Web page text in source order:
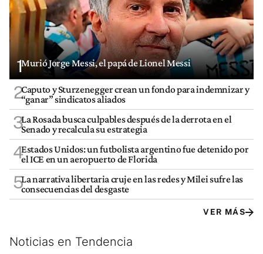
1Murió Jorge Messi, el papá de Lionel Messi
2Caputo y Sturzenegger crean un fondo para indemnizar y
“ganar” sindicatos aliados
3La Rosada busca culpables después de la derrota en el
Senado y recalcula su estrategia
4Estados Unidos: un futbolista argentino fue detenido por
el ICE en un aeropuerto de Florida
5La narrativa libertaria cruje en las redes y Milei sufre las
consecuencias del desgaste
VER MÁS
Noticias en Tendencia